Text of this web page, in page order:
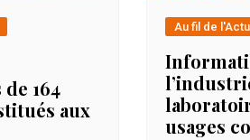
164
aux
Au fil de l'Actu
usages